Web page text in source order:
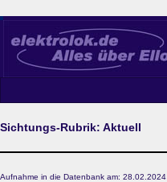
Sichtungs-Rubrik: Aktuell
Aufnahme in die Datenbank am: 28.02.2024